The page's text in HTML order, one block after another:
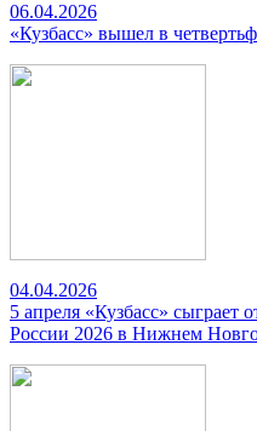
06.04.2026
«Кузбасс» вышел в
04.04.2026
5 апреля «Кузбасс» сыграет
России 2026 в Нижнем